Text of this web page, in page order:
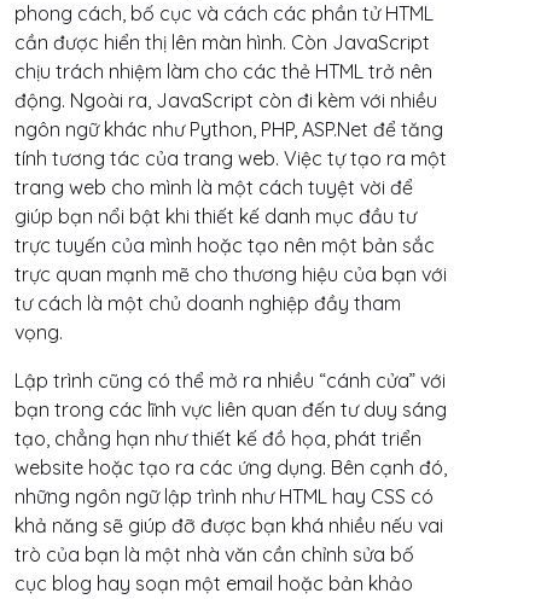
phong cách, bố cục và cách các phần tử HTML
cần được hiển thị lên màn hình. Còn JavaScript
chịu trách nhiệm làm cho các thẻ HTML trở nên
động. Ngoài ra, JavaScript còn đi kèm với nhiều
ngôn ngữ khác như Python, PHP, ASP.Net để tăng
tính tương tác của trang web. Việc tự tạo ra một
trang web cho mình là một cách tuyệt vời để
giúp bạn nổi bật khi thiết kế danh mục đầu tư
trực tuyến của mình hoặc tạo nên một bản sắc
trực quan mạnh mẽ cho thương hiệu của bạn với
tư cách là một chủ doanh nghiệp đầy tham
vọng.
Lập trình cũng có thể mở ra nhiều “cánh cửa” với
bạn trong các lĩnh vực liên quan đến tư duy sáng
tạo, chẳng hạn như thiết kế đồ họa, phát triển
website hoặc tạo ra các ứng dụng. Bên cạnh đó,
những ngôn ngữ lập trình như HTML hay CSS có
khả năng sẽ giúp đỡ được bạn khá nhiều nếu vai
trò của bạn là một nhà văn cần chỉnh sửa bố
cục blog hay soạn một email hoặc bản khảo